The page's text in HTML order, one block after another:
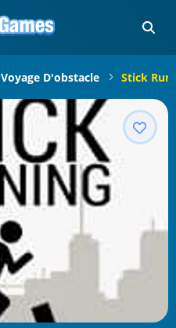
Voyage D'obstacle Stick